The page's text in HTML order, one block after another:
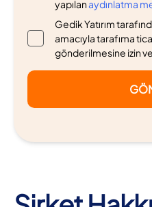
yapılanaydınlatma
Gedik Yatırım
amacıyla tarafıma
gönderilmesine izin